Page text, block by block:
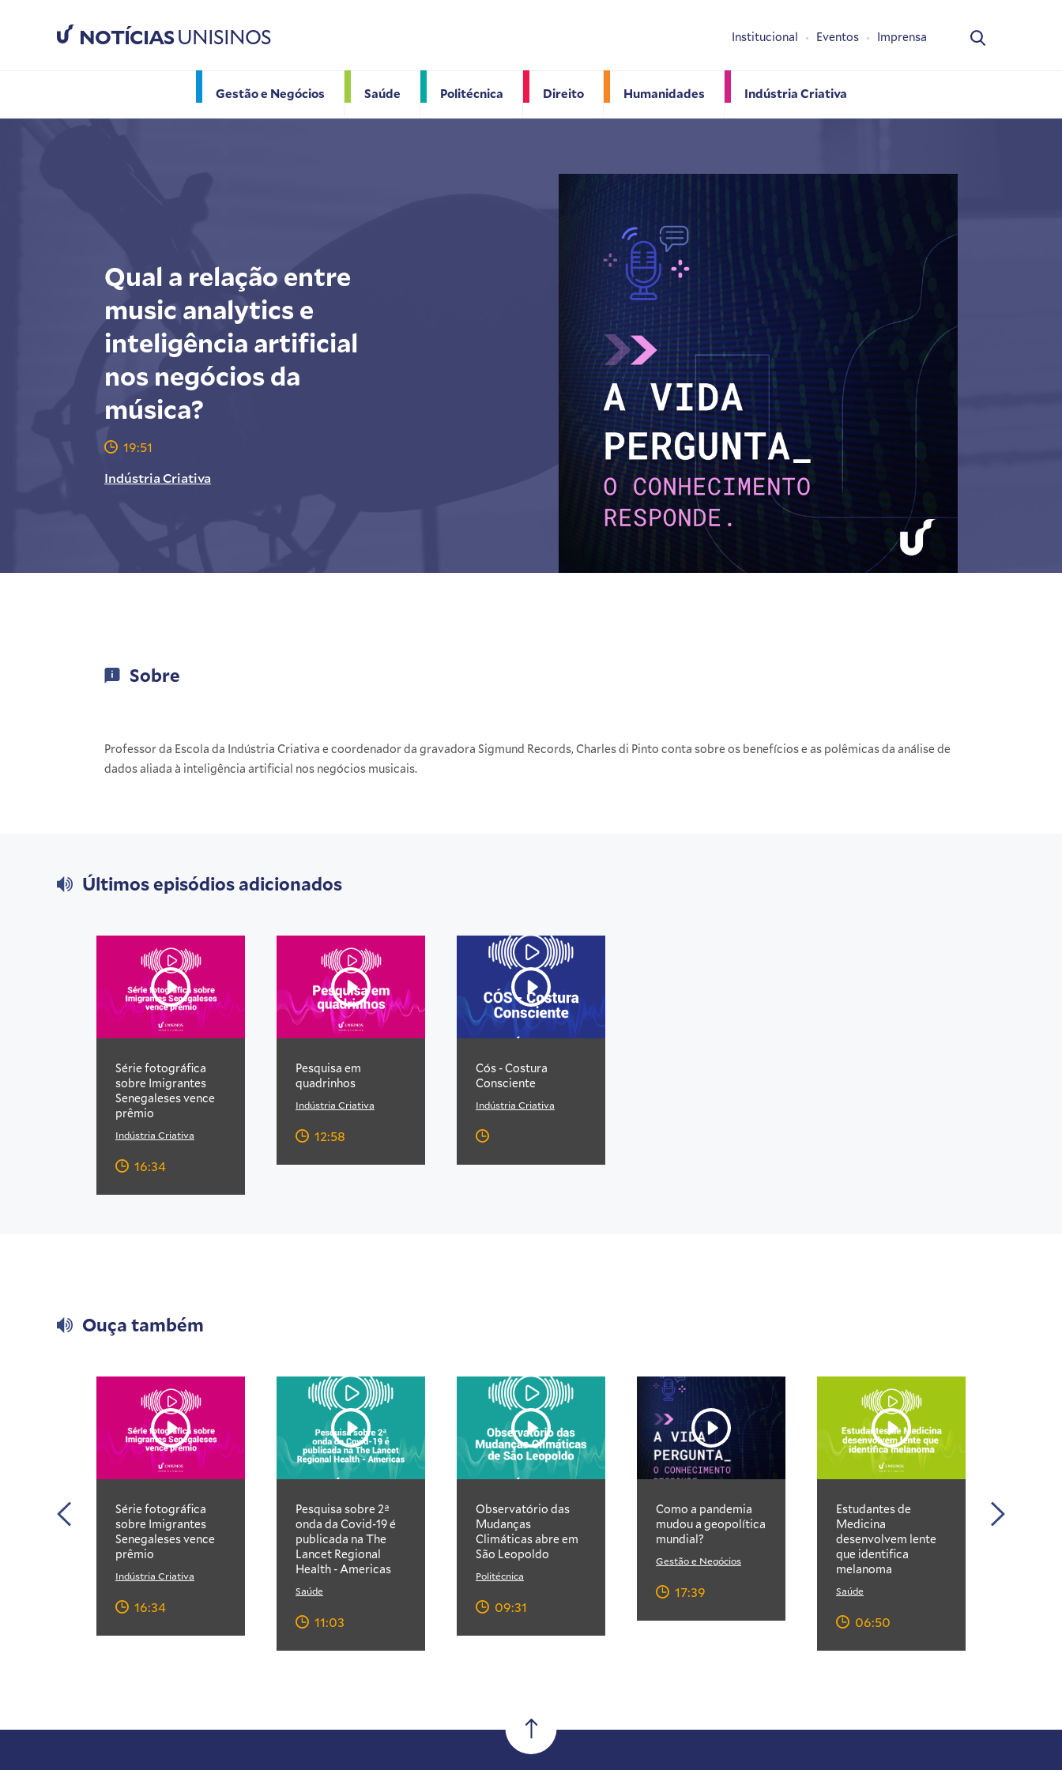
NOTÍCIASUNISINOS
Gestão e Negócios Saúde Politécnica Direito Humanidades Indústria Criativa
Institucional Eventos Imprensa
Qual a relação entre
music analytics e
inteligência artificial
nos negócios da
música?
19:51
Indústria Criativa
Sobre
Professor da Escola da Indústria Criativa e coordenador da gravadora Sigmund Records, Charles di Pinto conta sobre os benefícios e as polêmicas da análise de
dados aliada à inteligência artificial nos negócios musicais.
Últimos episódios adicionados
Série fotográfica
sobre Imigrantes
Senegaleses vence
prêmio
Indústria Criativa
16:34
Pesquisa em
quadrinhos
Indústria Criativa
12:58
Cós - Costura
Consciente
Indústria Criativa
Ouça também
Série fotográfica
sobre Imigrantes
Senegaleses vence
prêmio
Indústria Criativa
16:34
Pesquisa sobre 2ª
onda da Covid-19 é
publicada na The
Lancet Regional
Health - Americas
Saúde
11:03
Observatório das
Mudanças
Climáticas abre em
São Leopoldo
Politécnica
09:31
Como a pandemia
mudou a geopolítica
mundial?
Gestão e Negócios
17:39
Estudantes de
Medicina
desenvolvem lente
que identifica
melanoma
Saúde
06:50